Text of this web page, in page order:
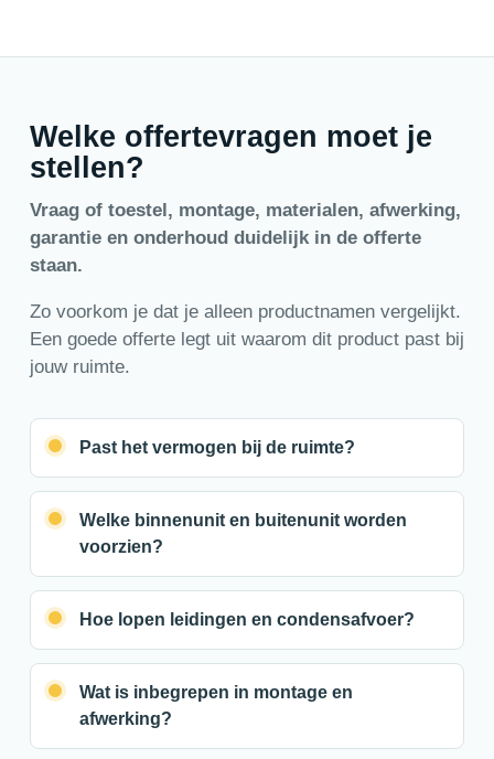
Welke offertevragen moet je
stellen?
Vraag of toestel, montage, materialen, afwerking,
garantie en onderhoud duidelijk in de offerte
staan.
Zo voorkom je dat je alleen productnamen vergelijkt.
Een goede offerte legt uit waarom dit product past bij
jouw ruimte.
Past het vermogen bij de ruimte?
Welke binnenunit en buitenunit worden
voorzien?
Hoe lopen leidingen en condensafvoer?
Wat is inbegrepen in montage en
afwerking?